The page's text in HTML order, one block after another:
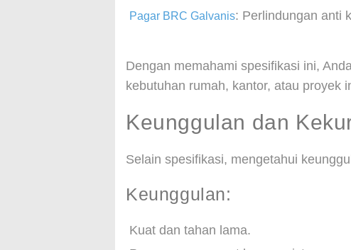
Pagar BRC Galvanis: Perlindungan anti
Dengan memahami spesifikasi ini,
kebutuhan rumah, kantor, atau proyek
Keunggulan dan
Selain spesifikasi, mengetahui
Keunggulan:
Kuat dan tahan lama.